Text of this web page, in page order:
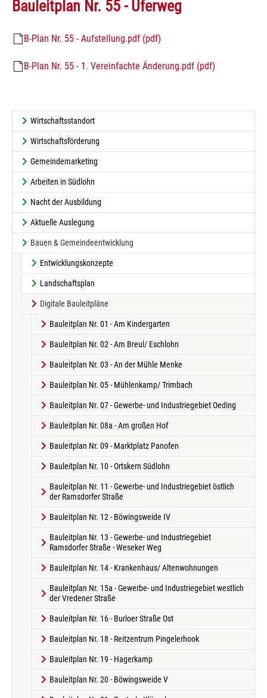
Bauleitplan Nr. 55 - Uferweg
B-Plan Nr. 55 - Aufstellung.pdf (pdf)
B-Plan Nr. 55 - 1. Vereinfachte Änderung.pdf (pdf)
Wirtschaftsstandort
Wirtschaftsförderung
Gemeindemarketing
Arbeiten in Südlohn
Nacht der Ausbildung
Aktuelle Auslegung
Bauen & Gemeindeentwicklung
Entwicklungskonzepte
Landschaftsplan
Digitale Bauleitpläne
Bauleitplan Nr. 01 - Am Kindergarten
Bauleitplan Nr. 02 - Am Breul/ Eschlohn
Bauleitplan Nr. 03 - An der Mühle Menke
Bauleitplan Nr. 05 - Mühlenkamp/ Trimbach
Bauleitplan Nr. 07 - Gewerbe- und Industriegebiet Oeding
Bauleitplan Nr. 08a - Am großen Hof
Bauleitplan Nr. 09 - Marktplatz Panofen
Bauleitplan Nr. 10 - Ortskern Südlohn
Bauleitplan Nr. 11 - Gewerbe- und Industriegebiet östlich
der Ramsdorfer Straße
Bauleitplan Nr. 12 - Böwingsweide IV
Bauleitplan Nr. 13 - Gewerbe- und Industriegebiet
Ramsdorfer Straße - Weseker Weg
Bauleitplan Nr. 14 - Krankenhaus/ Altenwohnungen
Bauleitplan Nr. 15a - Gewerbe- und Industriegebiet westlich
der Vredener Straße
Bauleitplan Nr. 16 - Burloer Straße Ost
Bauleitplan Nr. 18 - Reitzentrum Pingelerhook
Bauleitplan Nr. 19 - Hagerkamp
Bauleitplan Nr. 20 - Böwingsweide V